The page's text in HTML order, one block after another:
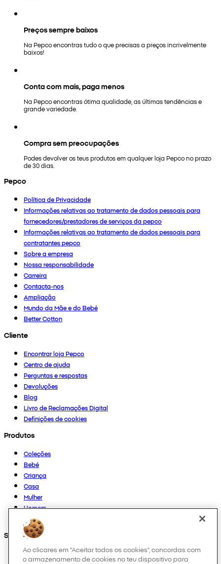
Preços sempre baixos
Na Pepco encontras tudo o que precisas a preços incrivelmente
baixos!
Conta com mais, paga menos
Na Pepco encontras ótima qualidade, as últimas tendências e
grande variedade.
Compra sem preocupações
Podes devolver os teus produtos em qualquer loja Pepco no prazo
de 30 dias.
Pepco
Política de Privacidade
Informações relativas ao tratamento de dados pessoais para
fornecedores/prestadores de serviços da pepco
Informações relativas ao tratamento de dados pessoais para
contratantes pepco
Sobre a empresa
Nossa responsabilidade
Carreira
Contacta-nos
Ampliação
Mundo da Mãe e do Bebé
Better Cotton
Cliente
Encontrar loja Pepco
Centro de ajuda
Perguntas e respostas
Devoluções
Blog
Livro de Reclamações Digital
Definições de cookies
Produtos
Coleções
Bebé
Criança
Casa
Mulher
Homem
Outros
Segue-nos em
Ao clicares em "Aceitar todos os cookies", concordas com
o armazenamento de cookies no teu dispositivo para